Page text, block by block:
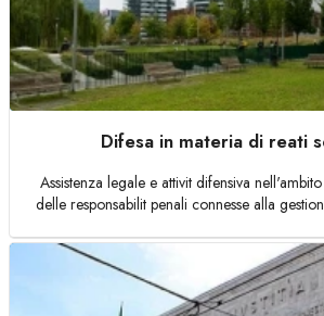
Difesa in materia di reati
Assistenza legale e attivit difensiva
delle responsabilit penali connesse alla